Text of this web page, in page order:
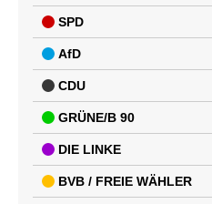
SPD
AfD
CDU
GRÜNE/B 90
DIE LINKE
BVB / FREIE WÄHLER